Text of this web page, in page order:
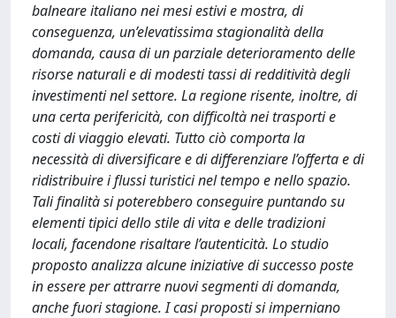
balneare italiano nei mesi estivi e mostra, di
conseguenza, un’elevatissima stagionalità della
domanda, causa di un parziale deterioramento delle
risorse naturali e di modesti tassi di redditività degli
investimenti nel settore. La regione risente, inoltre, di
una certa perifericità, con difficoltà nei trasporti e
costi di viaggio elevati. Tutto ciò comporta la
necessità di diversificare e di differenziare l’offerta e di
ridistribuire i flussi turistici nel tempo e nello spazio.
Tali finalità si poterebbero conseguire puntando su
elementi tipici dello stile di vita e delle tradizioni
locali, facendone risaltare l’autenticità. Lo studio
proposto analizza alcune iniziative di successo poste
in essere per attrarre nuovi segmenti di domanda,
anche fuori stagione. I casi proposti si imperniano